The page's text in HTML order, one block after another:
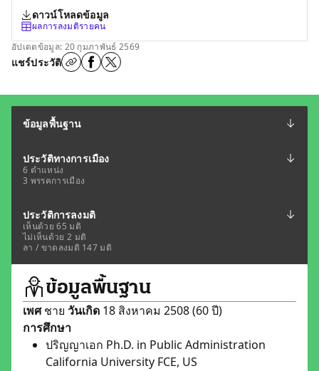
ดาวน์โหลดข้อมูล
ผลการลงมติรายคน
อัปเดตข้อมูล: 20 กุมภาพันธ์ 2569
แชร์ประวัติ
ข้อมูลพื้นฐาน
ประวัติทางการเมือง
6 ตำแหน่ง
3 พรรคการเมือง
ประวัติการลงมติ
เห็นด้วย 65 มติ
ไม่เห็นด้วย 2 มติ
ลา / ขาดลงมติ 147 มติ
ข้อมูลพื้นฐาน
เพศชาย วันเกิด 18 สิงหาคม 2508 (60 ปี)
การศึกษา
ปริญญาเอก Ph.D. in Public Administration
California University FCE, US